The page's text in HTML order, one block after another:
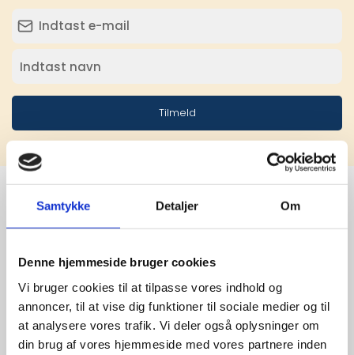
Samtykke Detaljer Om
Denne hjemmeside bruger cookies
Vi bruger cookies til at tilpasse vores indhold og
annoncer, til at vise dig funktioner til sociale medier og til
at analysere vores trafik. Vi deler også oplysninger om
din brug af vores hjemmeside med vores partnere inden
Tilmeld
Stærke
leverandører
giver større
udvalg